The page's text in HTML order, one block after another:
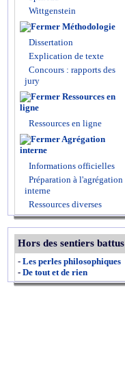
Wittgenstein
Méthodologie
Dissertation
Explication de texte
Concours : rapports des
jury
Ressources en
ligne
Ressources en ligne
Agrégation
interne
Informations officielles
Préparation à l'agrégation
interne
Ressources diverses
Hors des sentiers battus
- Les perles philosophiques
- De tout et de rien